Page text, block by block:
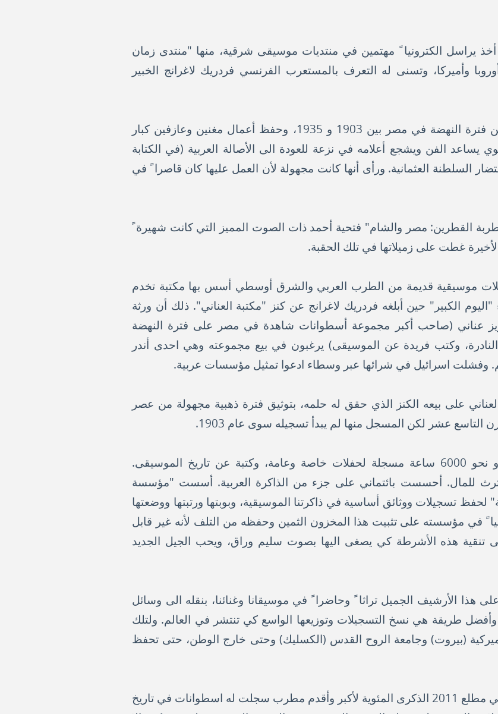
يراسل الكترونيا ً مهتمين في منتديات موسيقى شرقية، منها "منتدى زمان
وأميركا، وتسنى له التعرف بالمستعرب الفرنسي فردريك لاغرانج الخبير
أجرى كمال قصار بحوثا ً موسيقية عن فترة النهضة في مصر بين 1903 و 1935، وحفظ أعمال مغنين وعازفين كبار
يساعد الفن ويشجع أعلامه في نزعة للعودة الى الأصالة العربية (في الكتابة
السلطنة العثمانية. ورأى أنها كانت مجهولة لأن العمل عليها كان قاصرا ً في
القطرين: مصر والشام" فتحية أحمد ذات الصوت المميز التي كانت شهيرة
غطت على زميلاتها في تلك الحقبة.
موسيقية قديمة من الطرب العربي والشرق أوسطي أسس بها مكتبة تخدم
الكبير" حين أبلغه فردريك لاغرانج عن كنز "مكتبة العناني". ذلك أن ورثة
عناني (صاحب أكبر مجموعة أسطوانات شاهدة في مصر على فترة النهضة
وكتب فريدة عن الموسيقى) يرغبون في بيع مجموعته وهي احدى أندر
وفشلت اسرائيل في شرائها عبر وسطاء ادعوا تمثيل مؤسسات عربية.
على بيعه الكنز الذي حقق له حلمه، بتوثيق فترة ذهبية مجهولة من عصر
التاسع عشر لكن المسجل منها لم يبدأ تسجيله سوى عام 1903.
ضمت المجموعة أشرطة (78 لفة) و نحو 6000 ساعة مسجلة لحفلات خاصة وعامة، وكتبة عن تاريخ الموسيقى.
للمال. أحسست بائتماني على جزء من الذاكرة العربية. أسست "مؤسسة
لحفظ تسجيلات ووثائق أساسية في ذاكرتنا الموسيقية، وبوبتها ورتبتها ووضعتها
في مؤسسته على تثبيت هذا المخزون الثمين وحفظه من التلف لأنه غير قابل
تنقية هذه الأشرطة كي يصغى اليها بصوت سليم وراق، ويحب الجيل الجديد
الأرشيف الجميل تراثا ً وحاضرا ً في موسيقانا وغنائنا، بنقله الى وسائل
طريقة هي نسخ التسجيلات وتوزيعها الواسع كي تنتشر في العالم. ولتلك
(بيروت) وجامعة الروح القدس (الكسليك) وحتى خارج الوطن، حتى تحفظ
ومن مشاريع المؤسسة يقول قصار: في مطلع 2011 الذكرى المئوية لأكبر وأقدم مطرب سجلت له اسطوانات في تاريخ